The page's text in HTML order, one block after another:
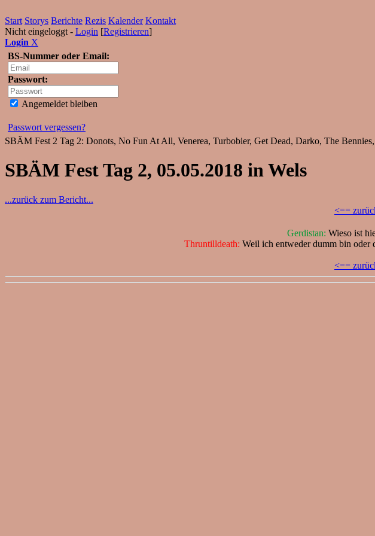
Start Storys Berichte Rezis Kalender Kontakt
Nicht eingeloggt - Login [Registrieren]
Login X
BS-Nummer oder Email:
Passwort:
Angemeldet bleiben
Passwort vergessen?
SBÄM Fest 2 Tag 2: Donots, No Fun At All, Venerea, Turbobier, Get Dead, Darko, The
SBÄM Fest Tag 2, 05.05.2018 in Wels
...zurück zum Bericht...
<==
Gerdistan: Wieso ist
Thruntilldeath: Weil ich entweder dumm bin oder
<==